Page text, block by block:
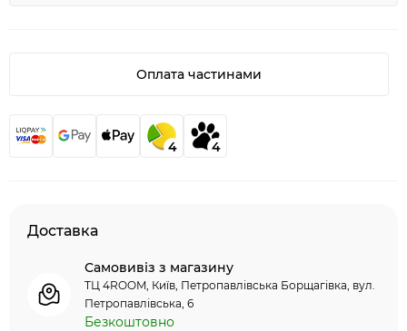
Оплата частинами
4 4
Доставка
Самовивіз з магазину
ТЦ 4ROOM, Київ, Петропавлівська Борщагівка, вул.
Петропавлівська, 6
Безкоштовно